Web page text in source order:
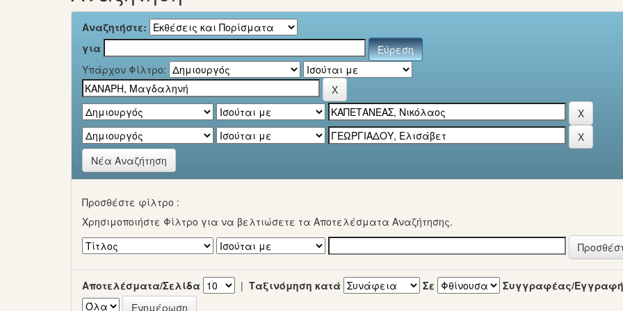
Αναζητήστε:
για
Υπάρχον Φίλτρο:
Νέα Αναζήτηση
Προσθέστε φίλτρο :
Χρησιμοποιήστε Φίλτρο για να βελτιώσετε τα Αποτελέσματα Αναζήτησης.
Αποτελέσματα/Σελίδα | Ταξινόμηση κατά Σε Συγγραφέας/Εγγραφή